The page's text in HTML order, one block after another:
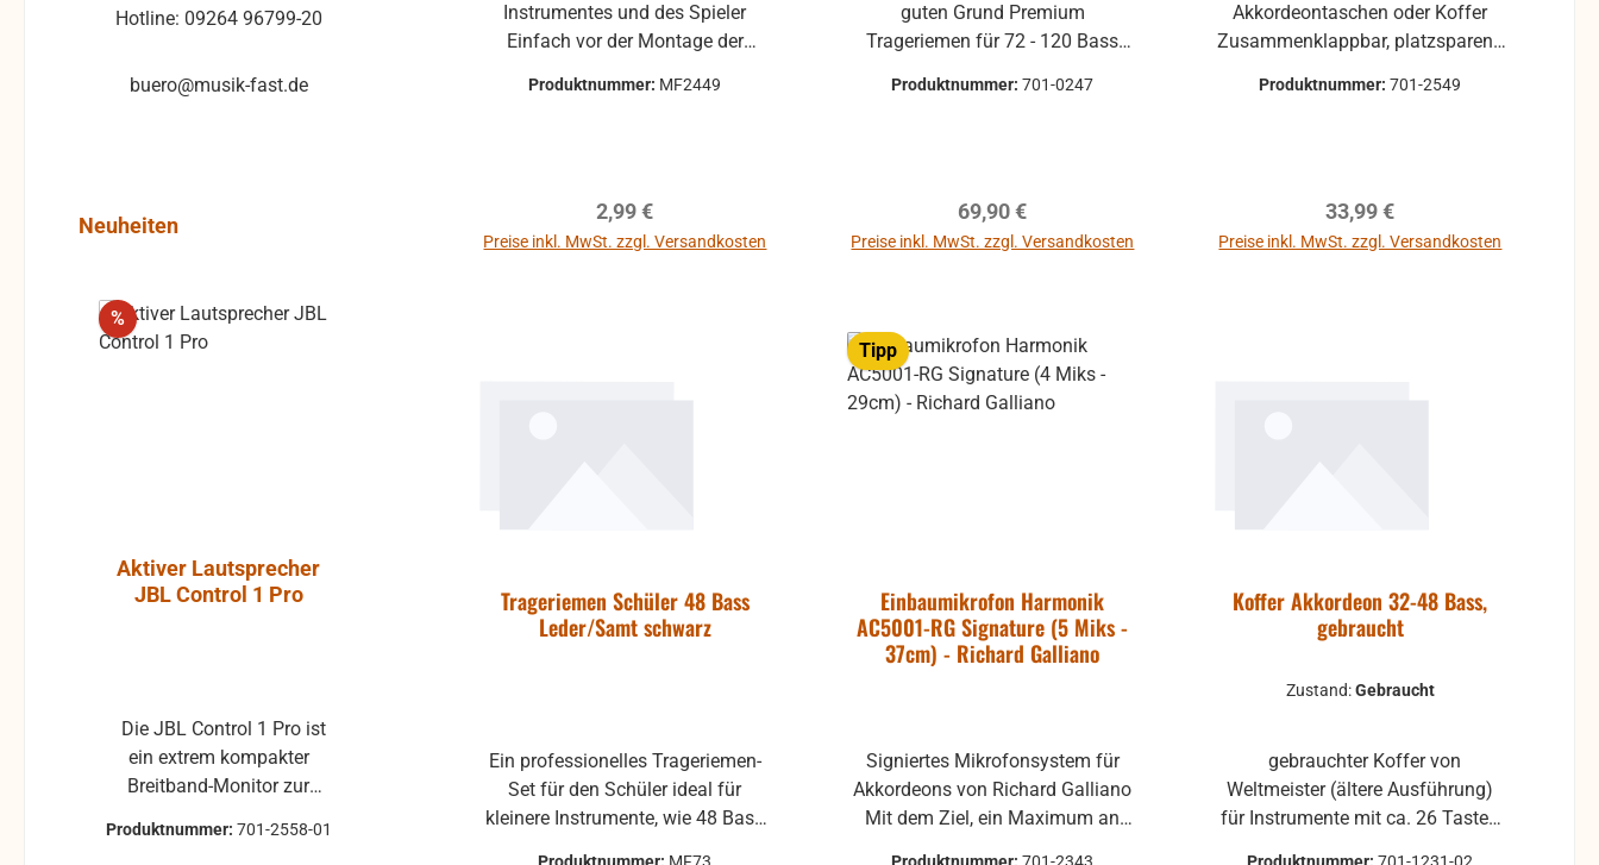
Hotline: 09264 96799-20
buero@musik-fast.de
Produktgalerie überspringen
Neuheiten
%Rabatt
Aktiver Lautsprecher
JBL Control 1 Pro
ein extrem kompakter
Breitband-Monitor zur
Produktnummer: 701-2558-01
Atlantic, Pirola, Lucia
ohne Gummi - gebraucht
für die Luftklappe -
gebraucht ohne
Klappenbelag 25x22 mm
Produktnummer:701-2569
Instrumentes und des Spieler
Einfach vor der Montage der
Produktnummer: MF2449
Regulärer Preis:
2,99 €
Preise inkl. MwSt. zzgl. Versandkosten
guten Grund Premium
Trageriemen für 72 - 120 Bass
Fortgeschrittener, aber auch für
den Profi <
Produktnummer:701-0247
Regulärer Preis:
69,90 €
Preise inkl. MwSt. zzgl. Versandkosten
Akkordeontaschen oder Koffer
Zusammenklappbar, platzsparend
Produktnummer:701-2549
Regulärer Preis:
33,99 €
Preise inkl. MwSt. zzgl. Versandkosten
Trageriemen Schüler 48 Bass
Leder/Samt schwarz
Ein professionelles Trageriemen-
Set für den Schüler ideal für
kleinere Instrumente, wie 48 Bass
Tipp
Einbaumikrofon Harmonik
AC5001-RG Signature (5 Miks -
37cm) - Richard Galliano
Signiertes Mikrofonsystem für
Akkordeons von Richard Galliano
Mit dem Ziel, ein Maximum an
Koffer Akkordeon 32-48 Bass,
gebraucht
Zustand:Gebraucht
gebrauchter Koffer von
Weltmeister (ältere Ausführung)
für Instrumente mit ca. 26 Tasten